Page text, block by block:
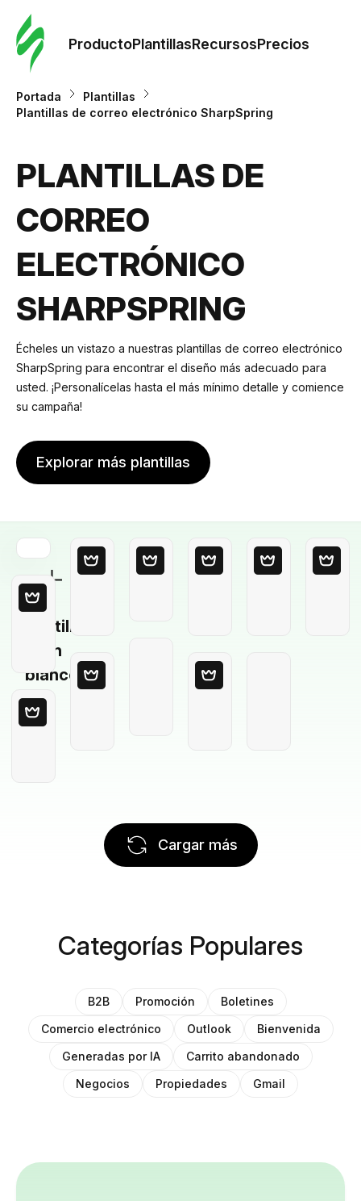
ProductoPlantillasRecursosPrecios
Portada
Plantillas
Plantillas de correo electrónico SharpSpring
PLANTILLAS DE
CORREO
ELECTRÓNICO
SHARPSPRING
Écheles un vistazo a nuestras plantillas de correo electrónico
SharpSpring para encontrar el diseño más adecuado para
usted. ¡Personalícelas hasta el más mínimo detalle y comience
su campaña!
Explorar más plantillas
Plantilla
en
blanco
Cargar más
Categorías Populares
B2B Promoción
Boletines
Comercio electrónico
Outlook
Bienvenida
Generadas por IA
Carrito abandonado
Negocios
Propiedades Gmail